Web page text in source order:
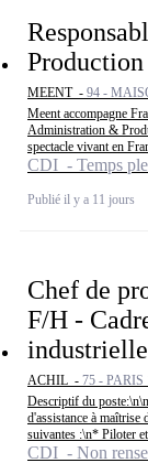
MEENT - 94 -
Meent accompagne
Administration &
spectacle vivant en
CDI - Temps
Publié il y a 11 jours
Chef de
F/H -
industrielle
ACHIL - 75 -
Descriptif du
d'assistance à maîtrise
suivantes :\n* Piloter
CDI - Non